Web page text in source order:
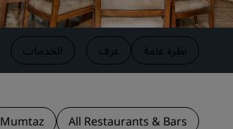
نظرة عامة غرف الخدمات
All Restaurants & Bars
Mumtaz